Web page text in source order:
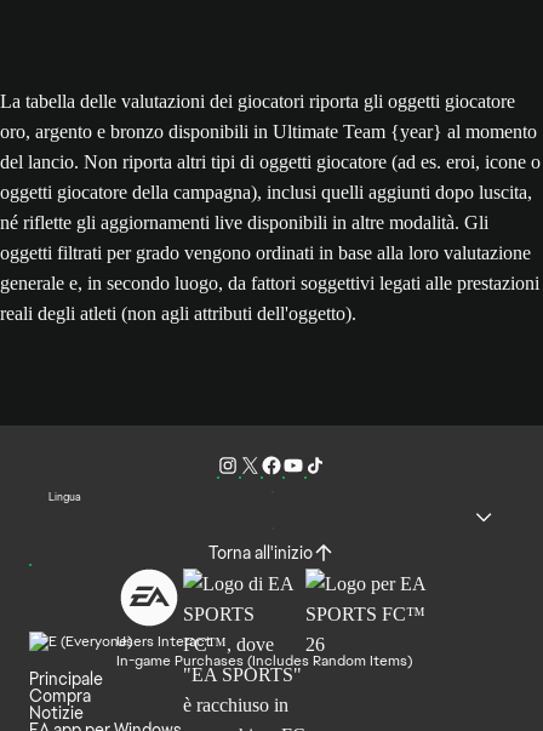
La tabella delle valutazioni dei giocatori riporta gli oggetti giocatore
oro, argento e bronzo disponibili in Ultimate Team {year} al momento
del lancio. Non riporta altri tipi di oggetti giocatore (ad es. eroi, icone o
oggetti giocatore della campagna), inclusi quelli aggiunti dopo luscita,
né riflette gli aggiornamenti live disponibili in altre modalità. Gli
oggetti filtrati per grado vengono ordinati in base alla loro valutazione
generale e, in secondo luogo, da fattori soggettivi legati alle prestazioni
reali degli atleti (non agli attributi dell'oggetto).
Lingua
Torna all'inizio
Users Interact
In-game Purchases (Includes Random Items)
Principale
Compra
Notizie